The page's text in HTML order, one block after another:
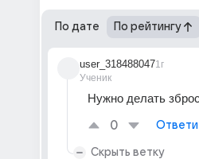
По дате По рейтингу
user_318488047
Ученик
1г
Нужно делать
0
Скрыть ветку